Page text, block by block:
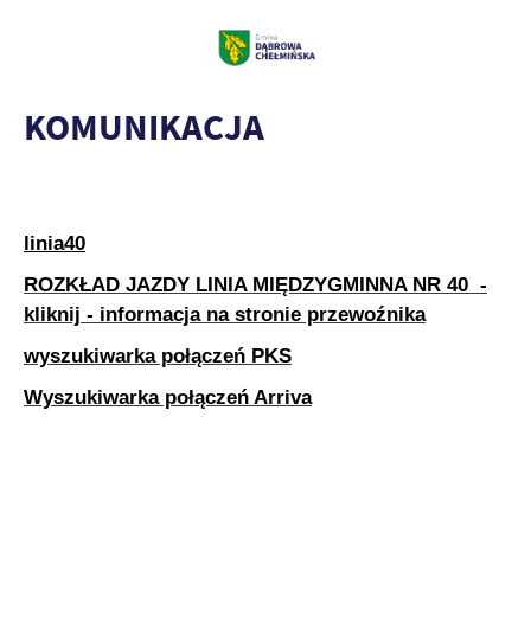
KOMUNIKACJA
linia40
ROZKŁAD JAZDY LINIA MIĘDZYGMINNA NR 40 -
kliknij - informacja na stronie przewoźnika
wyszukiwarka połączeń PKS
Wyszukiwarka połączeń Arriva